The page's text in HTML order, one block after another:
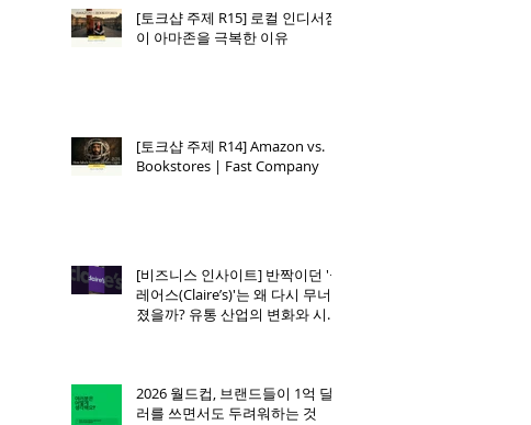
[토크샵 주제 R15] 로컬 인디서점
이 아마존을 극복한 이유
[토크샵 주제 R14] Amazon vs.
Bookstores | Fast Company
[비즈니스 인사이트] 반짝이던 '클
레어스(Claire’s)'는 왜 다시 무너
졌을까? 유통 산업의 변화와 시사
2026 월드컵, 브랜드들이 1억 달
러를 쓰면서도 두려워하는 것